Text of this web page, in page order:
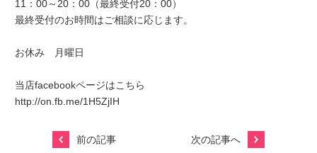
11：00～20：00（最終受付20：00）
最終受付のお時間はご相談に応じます。
お休み 月曜日
当店facebookページはこちら
http://on.fb.me/1H5ZjIH
前の記事 次の記事へ